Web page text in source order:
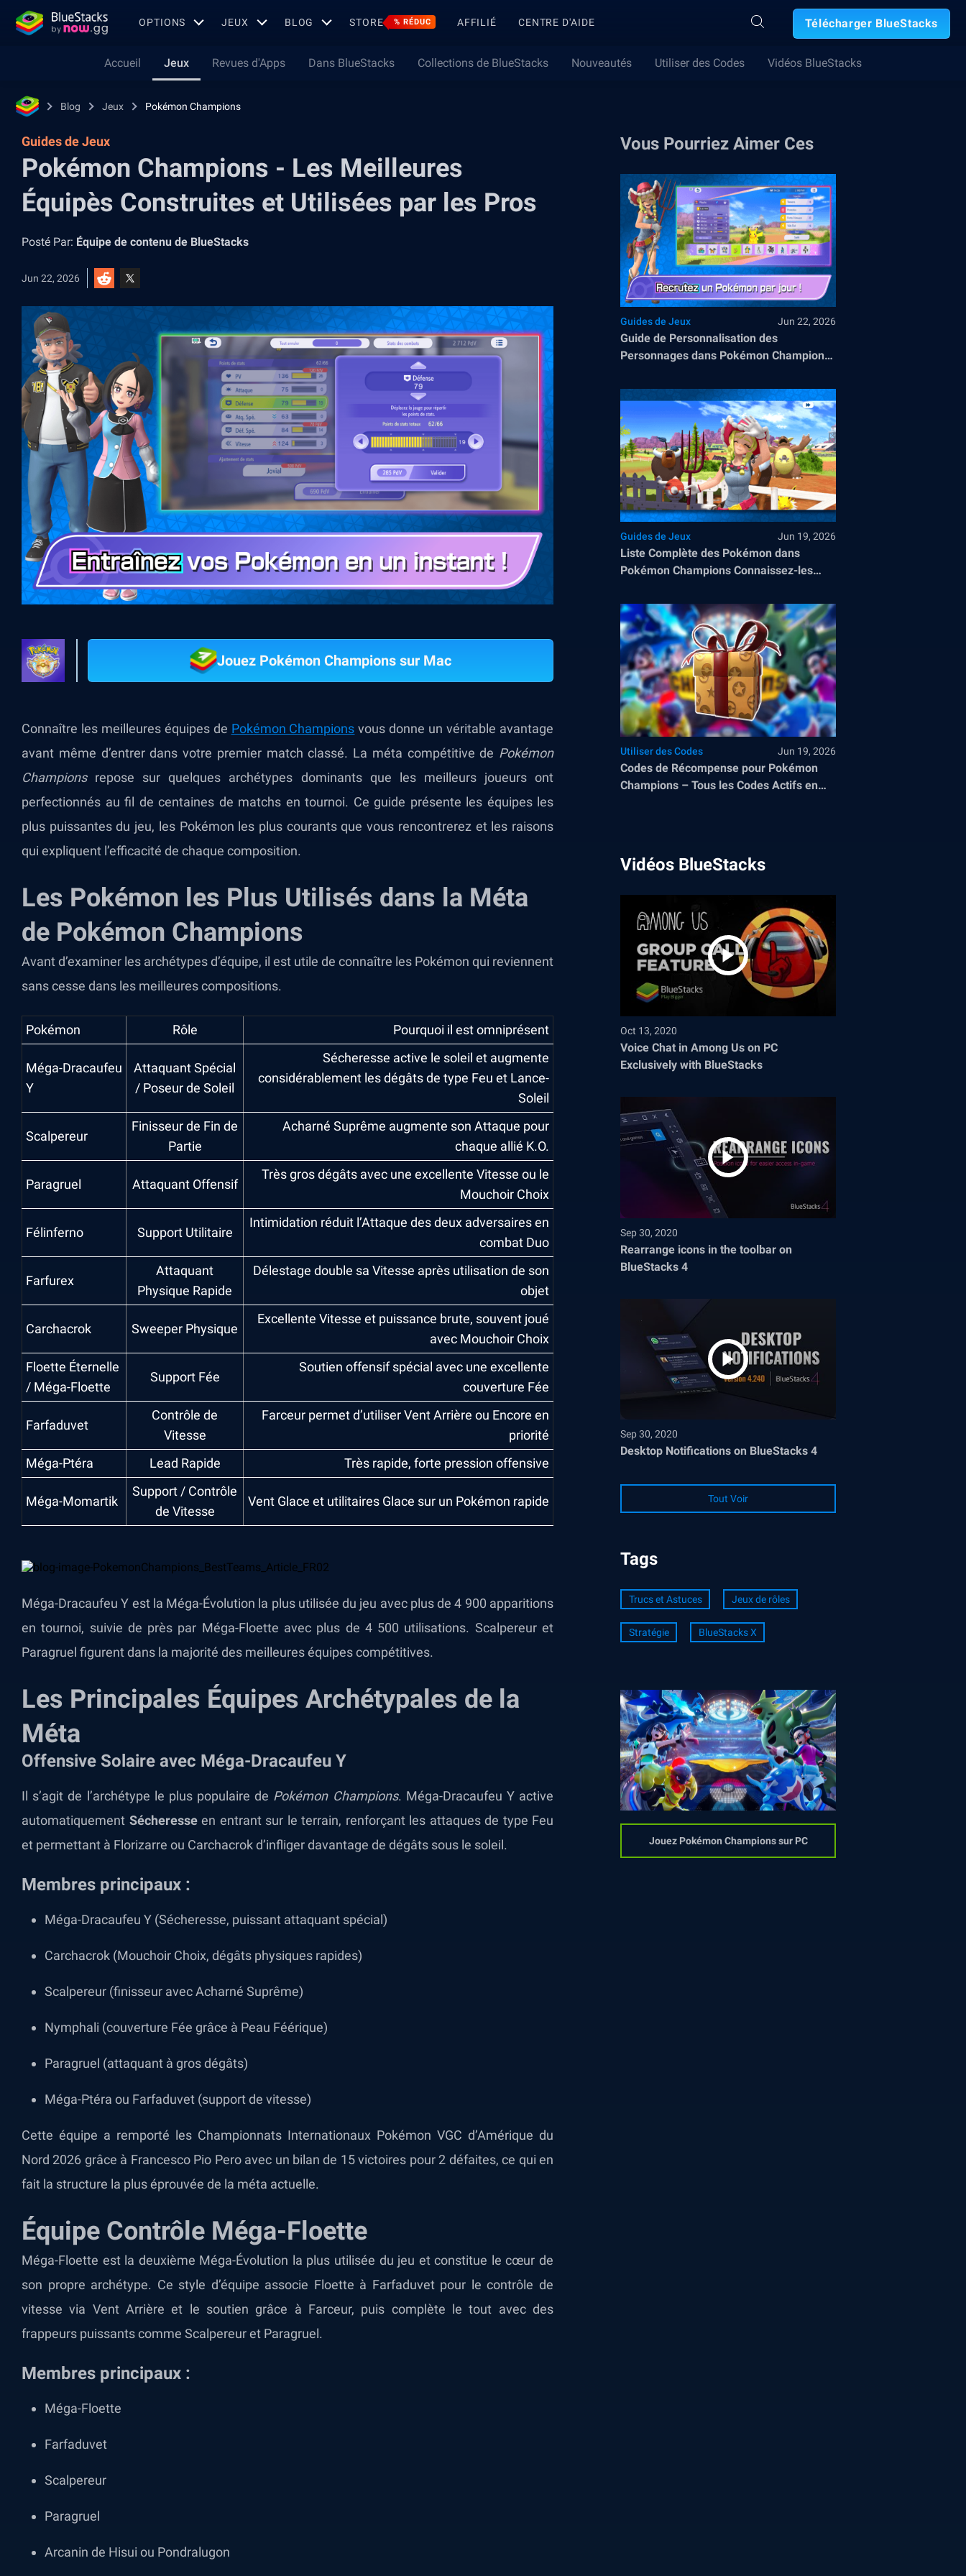
OPTIONS JEUX BLOG STORE % RÉDUC AFFILIÉ CENTRE D'AIDE Télécharger BlueStacks
Accueil Jeux Revues d'Apps Dans BlueStacks Collections de BlueStacks Nouveautés Utiliser des Codes Vidéos BlueStacks
Blog Jeux Pokémon Champions
Guides de Jeux
Pokémon Champions - Les Meilleures
Équipès Construites et Utilisées par les Pros
Posté Par: Équipe de contenu de BlueStacks
Jun 22, 2026
Jouez Pokémon Champions sur Mac
Connaître les meilleures équipes de Pokémon Champions vous donne un véritable avantage
avant même d’entrer dans votre premier match classé. La méta compétitive de Pokémon
Championsrepose sur quelques archétypes dominants que les meilleurs joueurs ont
perfectionnés au fil de centaines de matchs en tournoi. Ce guide présente les équipes les
plus puissantes du jeu, les Pokémon les plus courants que vous rencontrerez et les raisons
qui expliquent l’efficacité de chaque composition.
Les Pokémon les Plus Utilisés dans la Méta
de Pokémon Champions
Avant d’examiner les archétypes d’équipe, il est utile de connaître les Pokémon qui reviennent
sans cesse dans les meilleures compositions.
Pokémon Rôle Pourquoi il est omniprésent
Méga-Dracaufeu
Y
Attaquant Spécial
/ Poseur de Soleil
Sécheresse active le soleil et augmente
considérablement les dégâts de type Feu et Lance-
Soleil
Scalpereur
Finisseur de Fin de
Partie
Acharné Suprême augmente son Attaque pour
chaque allié K.O.
Paragruel Attaquant Offensif
Très gros dégâts avec une excellente Vitesse ou le
Mouchoir Choix
Félinferno Support Utilitaire
Intimidation réduit l’Attaque des deux adversaires en
combat Duo
Farfurex
Attaquant
Physique Rapide
Délestage double sa Vitesse après utilisation de son
objet
Carchacrok Sweeper Physique
Excellente Vitesse et puissance brute, souvent joué
avec Mouchoir Choix
Floette Éternelle
/ Méga-Floette
Support Fée
Soutien offensif spécial avec une excellente
couverture Fée
Farfaduvet
Contrôle de
Vitesse
Farceur permet d’utiliser Vent Arrière ou Encore en
priorité
Méga-Ptéra
Lead Rapide Très rapide, forte pression offensive
Méga-Momartik
Support / Contrôle
de Vitesse
Vent Glace et utilitaires Glace sur un Pokémon rapide
Méga-Dracaufeu Y est la Méga-Évolution la plus utilisée du jeu avec plus de 4 900 apparitions
en tournoi, suivie de près par Méga-Floette avec plus de 4 500 utilisations. Scalpereur et
Paragruel figurent dans la majorité des meilleures équipes compétitives.
Les Principales Équipes Archétypales de la
Méta
Offensive Solaire avec Méga-Dracaufeu Y
Il s’agit de l’archétype le plus populaire de Pokémon Champions. Méga-Dracaufeu Y active
automatiquement Sécheresse en entrant sur le terrain, renforçant les attaques de type Feu
et permettant à Florizarre ou Carchacrok d’infliger davantage de dégâts sous le soleil.
Membres principaux :
Méga-Dracaufeu Y (Sécheresse, puissant attaquant spécial)
Carchacrok (Mouchoir Choix, dégâts physiques rapides)
Scalpereur (finisseur avec Acharné Suprême)
Nymphali (couverture Fée grâce à Peau Féérique)
Paragruel (attaquant à gros dégâts)
Méga-Ptéra ou Farfaduvet (support de vitesse)
Cette équipe a remporté les Championnats Internationaux Pokémon VGC d’Amérique du
Nord 2026 grâce à Francesco Pio Pero avec un bilan de 15 victoires pour 2 défaites, ce qui en
fait la structure la plus éprouvée de la méta actuelle.
Équipe Contrôle Méga-Floette
Méga-Floette est la deuxième Méga-Évolution la plus utilisée du jeu et constitue le cœur de
son propre archétype. Ce style d’équipe associe Floette à Farfaduvet pour le contrôle de
vitesse via Vent Arrière et le soutien grâce à Farceur, puis complète le tout avec des
frappeurs puissants comme Scalpereur et Paragruel.
Membres principaux :
Méga-Floette
Farfaduvet
Scalpereur
Paragruel
Arcanin de Hisui ou Pondralugon
Vous Pourriez Aimer Ces
Guides de Jeux Jun 22, 2026
Guide de Personnalisation des
Personnages dans Pokémon Champions
Encore
Guides de Jeux Jun 19, 2026
Liste Complète des Pokémon dans
Pokémon Champions Connaissez-les
Utiliser des Codes Jun 19, 2026
Codes de Récompense pour Pokémon
Champions – Tous les Codes Actifs en
Vidéos BlueStacks
Oct 13, 2020
Voice Chat in Among Us on PC
Exclusively with BlueStacks
Sep 30, 2020
Rearrange icons in the toolbar on
BlueStacks 4
Sep 30, 2020
Desktop Notifications on BlueStacks 4
Tout Voir
Tags
Trucs et Astuces Jeux de rôles
Stratégie BlueStacks X
Jouez Pokémon Champions sur PC